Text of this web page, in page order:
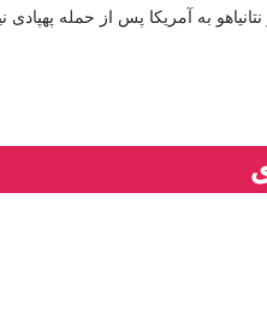
به آمریکا پس از حمله